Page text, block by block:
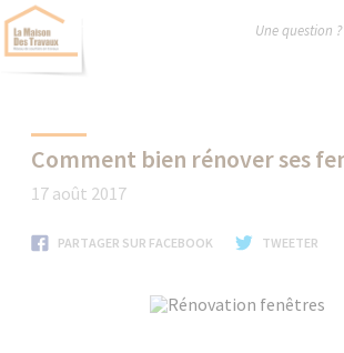
Une question ?
Comment bien rénover ses
17 août 2017
PARTAGER SUR FACEBOOK TWEETER